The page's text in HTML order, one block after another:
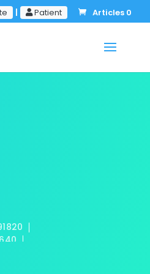
| Patient Articles 0